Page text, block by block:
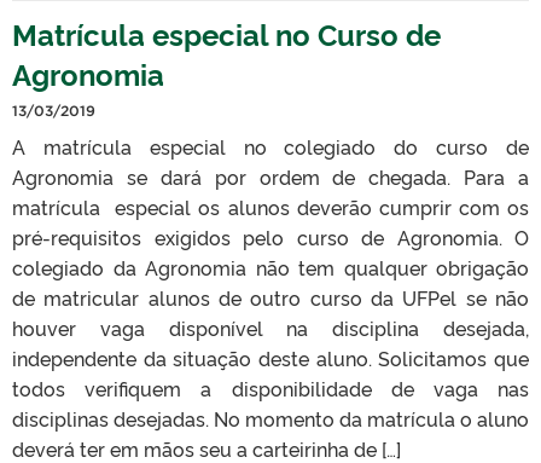
Matrícula especial no Curso de
Agronomia
13/03/2019
A matrícula especial no colegiado do curso de
Agronomia se dará por ordem de chegada. Para a
matrícula especial os alunos deverão cumprir com os
pré-requisitos exigidos pelo curso de Agronomia. O
colegiado da Agronomia não tem qualquer obrigação
de matricular alunos de outro curso da UFPel se não
houver vaga disponível na disciplina desejada,
independente da situação deste aluno. Solicitamos que
todos verifiquem a disponibilidade de vaga nas
disciplinas desejadas. No momento da matrícula o aluno
deverá ter em mãos seu a carteirinha de […]